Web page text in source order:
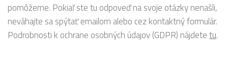
pomôžeme. Pokiaľ ste tu odpoveď na svoje otázky nenašli,
neváhajte sa spýtať emailom alebo cez kontaktný formulár.
Podrobnosti k ochrane osobných údajov (GDPR) nájdetetu.